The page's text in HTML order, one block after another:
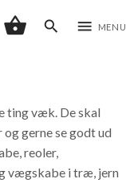
shopping_basket search menu MENU
ting væk. De skal
gerne se godt ud
reoler,
vægskabe i træ, jern